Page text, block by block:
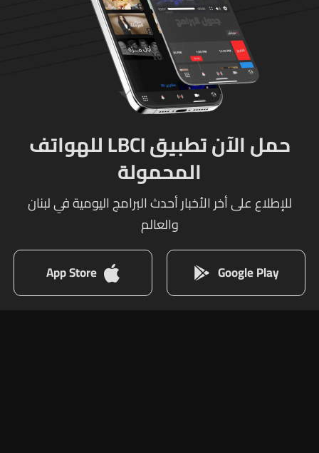
حمل الآن تطبيق LBCI للهواتف
المحمولة
للإطلاع على أخر الأخبار أحدث البرامج اليومية في لبنان
والعالم
Google Play
App Store